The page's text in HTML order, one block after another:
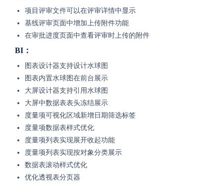
项目评审文件可以在评审详情中显示
基线评审页面中增加上传附件功能
在审批进度页面中查看评审时上传的附件
BI：
图表设计器支持设计水球图
图表内置水球图在前台展示
大屏设计器支持引用水球图
大屏中数据表表头冻结展示
度量项可视化区域新增日期筛选标签
度量项数据表样式优化
度量项列表实现展开收起功能
度量项列表实现按对象分类展示
数据表滚动样式优化
优化透视表分页器